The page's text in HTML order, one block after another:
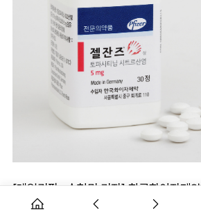
[데일리팜=손형민 기자] 한국화이자제
욱)은 경구용 JAK 억제제 '젤잔즈(토파